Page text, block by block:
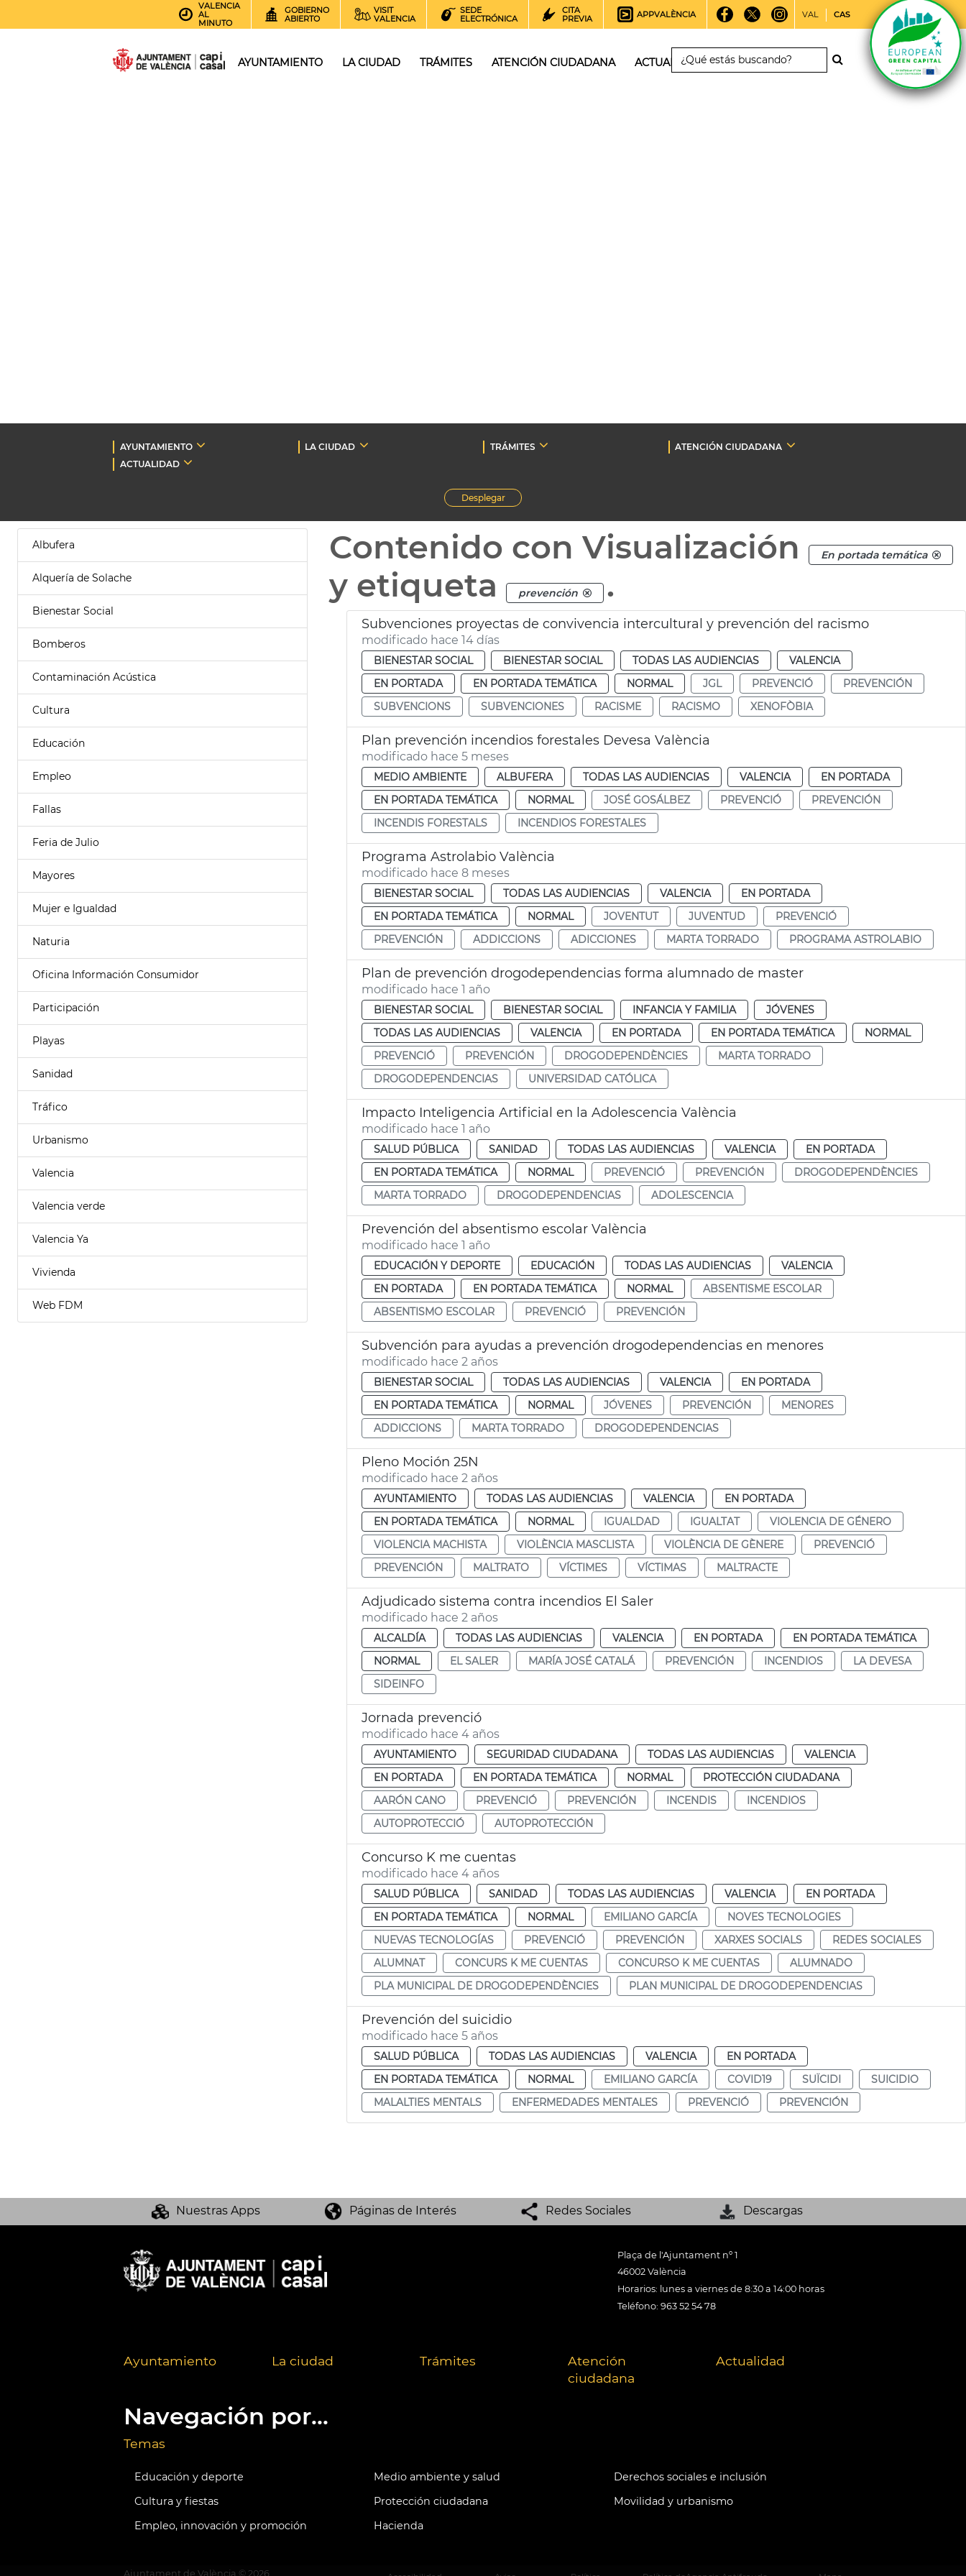
VALENCIA
AL
MINUTO
GOBIERNO
ABIERTO
VISIT
VALENCIA
SEDE
ELECTRÓNICA
CITA
PREVIA
APPVALÈNCIA VAL CAS
AYUNTAMIENTO LA CIUDAD TRÁMITES ATENCIÓN CIUDADANA ACTUALIDAD
AYUNTAMIENTO LA CIUDAD TRÁMITES
ATENCIÓN CIUDADANA
ACTUALIDAD
Desplegar
Albufera
Alquería de Solache
Bienestar Social
Bomberos
Contaminación Acústica
Cultura
Educación
Empleo
Fallas
Feria de Julio
Mayores
Mujer e Igualdad
Naturia
Oficina Información Consumidor
Participación
Playas
Sanidad
Tráfico
Urbanismo
Valencia
Valencia verde
Valencia Ya
Vivienda
Web FDM
Contenido con Visualización En portada temática
y etiqueta prevención .
Subvenciones proyectas de convivencia intercultural y prevención del racismo
modificado hace 14 días
BIENESTAR SOCIAL BIENESTAR SOCIAL TODAS LAS AUDIENCIAS
VALENCIA
EN PORTADA
EN PORTADA TEMÁTICA NORMAL JGL PREVENCIÓ
PREVENCIÓN
SUBVENCIONS
SUBVENCIONES RACISME RACISMO XENOFÒBIA
Plan prevención incendios forestales Devesa València
modificado hace 5 meses
MEDIO AMBIENTE ALBUFERA TODAS LAS AUDIENCIAS VALENCIA
EN PORTADA
EN PORTADA TEMÁTICA
NORMAL JOSÉ GOSÁLBEZ PREVENCIÓ
PREVENCIÓN
INCENDIS FORESTALS
INCENDIOS FORESTALES
Programa Astrolabio València
modificado hace 8 meses
BIENESTAR SOCIAL TODAS LAS AUDIENCIAS VALENCIA
EN PORTADA
EN PORTADA TEMÁTICA
NORMAL JOVENTUT JUVENTUD
PREVENCIÓ
PREVENCIÓN
ADDICCIONS ADICCIONES MARTA TORRADO PROGRAMA ASTROLABIO
Plan de prevención drogodependencias forma alumnado de master
modificado hace 1 año
BIENESTAR SOCIAL BIENESTAR SOCIAL INFANCIA Y FAMILIA
JÓVENES
TODAS LAS AUDIENCIAS
VALENCIA EN PORTADA EN PORTADA TEMÁTICA
NORMAL
PREVENCIÓ
PREVENCIÓN DROGODEPENDÈNCIES
MARTA TORRADO
DROGODEPENDENCIAS
UNIVERSIDAD CATÓLICA
Impacto Inteligencia Artificial en la Adolescencia València
modificado hace 1 año
SALUD PÚBLICA SANIDAD TODAS LAS AUDIENCIAS VALENCIA
EN PORTADA
EN PORTADA TEMÁTICA
NORMAL PREVENCIÓ PREVENCIÓN
DROGODEPENDÈNCIES
MARTA TORRADO
DROGODEPENDENCIAS ADOLESCENCIA
Prevención del absentismo escolar València
modificado hace 1 año
EDUCACIÓN Y DEPORTE EDUCACIÓN TODAS LAS AUDIENCIAS
VALENCIA
EN PORTADA
EN PORTADA TEMÁTICA NORMAL
ABSENTISME ESCOLAR
ABSENTISMO ESCOLAR
PREVENCIÓ PREVENCIÓN
Subvención para ayudas a prevención drogodependencias en menores
modificado hace 2 años
BIENESTAR SOCIAL TODAS LAS AUDIENCIAS VALENCIA
EN PORTADA
EN PORTADA TEMÁTICA
NORMAL JÓVENES PREVENCIÓN
MENORES
ADDICCIONS
MARTA TORRADO DROGODEPENDENCIAS
Pleno Moción 25N
modificado hace 2 años
AYUNTAMIENTO TODAS LAS AUDIENCIAS VALENCIA
EN PORTADA
EN PORTADA TEMÁTICA
NORMAL IGUALDAD IGUALTAT
VIOLENCIA DE GÉNERO
VIOLENCIA MACHISTA
VIOLÈNCIA MASCLISTA VIOLÈNCIA DE GÈNERE
PREVENCIÓ
PREVENCIÓN
MALTRATO VÍCTIMES VÍCTIMAS MALTRACTE
Adjudicado sistema contra incendios El Saler
modificado hace 2 años
ALCALDÍA TODAS LAS AUDIENCIAS VALENCIA EN PORTADA
EN PORTADA TEMÁTICA
NORMAL
EL SALER MARÍA JOSÉ CATALÁ PREVENCIÓN INCENDIOS
LA DEVESA
SIDEINFO
Jornada prevenció
modificado hace 4 años
AYUNTAMIENTO SEGURIDAD CIUDADANA TODAS LAS AUDIENCIAS
VALENCIA
EN PORTADA
EN PORTADA TEMÁTICA NORMAL
PROTECCIÓN CIUDADANA
AARÓN CANO
PREVENCIÓ PREVENCIÓN INCENDIS
INCENDIOS
AUTOPROTECCIÓ
AUTOPROTECCIÓN
Concurso K me cuentas
modificado hace 4 años
SALUD PÚBLICA SANIDAD TODAS LAS AUDIENCIAS VALENCIA
EN PORTADA
EN PORTADA TEMÁTICA
NORMAL EMILIANO GARCÍA
NOVES TECNOLOGIES
NUEVAS TECNOLOGÍAS
PREVENCIÓ PREVENCIÓN XARXES SOCIALS
REDES SOCIALES
ALUMNAT
CONCURS K ME CUENTAS CONCURSO K ME CUENTAS
ALUMNADO
PLA MUNICIPAL DE DROGODEPENDÈNCIES
PLAN MUNICIPAL DE DROGODEPENDENCIAS
Prevención del suicidio
modificado hace 5 años
SALUD PÚBLICA TODAS LAS AUDIENCIAS VALENCIA
EN PORTADA
EN PORTADA TEMÁTICA
NORMAL EMILIANO GARCÍA COVID19 SUÏCIDI
SUICIDIO
MALALTIES MENTALS
ENFERMEDADES MENTALES PREVENCIÓ PREVENCIÓN
Nuestras Apps Páginas de Interés Redes Sociales Descargas
Plaça de l'Ajuntament nº 1
46002 València
Horarios: lunes a viernes de 8:30 a 14:00 horas
Teléfono: 963 52 54 78
Ayuntamiento La ciudad Trámites
Atención
ciudadana
Actualidad
Navegación por...
Temas
Educación y deporte Medio ambiente y salud
Derechos sociales e inclusión
Cultura y fiestas
Protección ciudadana
Movilidad y urbanismo
Empleo, innovación y promoción
Hacienda
Ajuntament de València © 2026